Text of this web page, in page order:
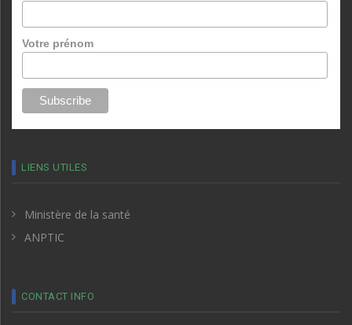
Votre prénom
LIENS UTILES
Ministère de la santé
ANPTIC
CONTACT INFO